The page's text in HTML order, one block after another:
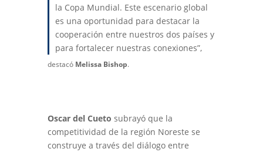
la Copa Mundial. Este escenario global
es una oportunidad para destacar la
cooperación entre nuestros dos países y
para fortalecer nuestras conexiones”,
destacó Melissa Bishop.
Oscar del Cueto subrayó que la
competitividad de la región Noreste se
construye a través del diálogo entre